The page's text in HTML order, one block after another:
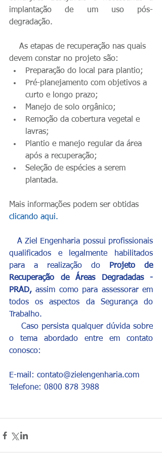
implantação de um uso pós-
degradação.
devem constar no projeto são:​
Preparação do local para plantio;
Pré-planejamento com objetivos a
curto e longo prazo;
Manejo de solo orgânico;
Remoção da cobertura vegetal e
lavras;
Plantio e manejo regular da área
após a recuperação;
Seleção de espécies a serem
plantada.
Mais informações podem ser obtidas
clicando aqui.
qualificados e legalmente habilitados
para a realização do Projeto de
Recuperação de Áreas Degradadas -
PRAD, assim como para assessorar em
todos os aspectos da Segurança do
Trabalho.
o tema abordado entre em contato
conosco:
E-mail: contato@zielengenharia.com
Telefone: 0800 878 3988